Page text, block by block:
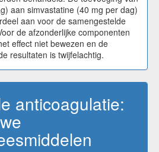
aan simvastatine (40 mg per dag)
aan voor de samengestelde
de afzonderlijke componenten
effect niet bewezen en de
resultaten is twijfelachtig.
anticoagulatie: